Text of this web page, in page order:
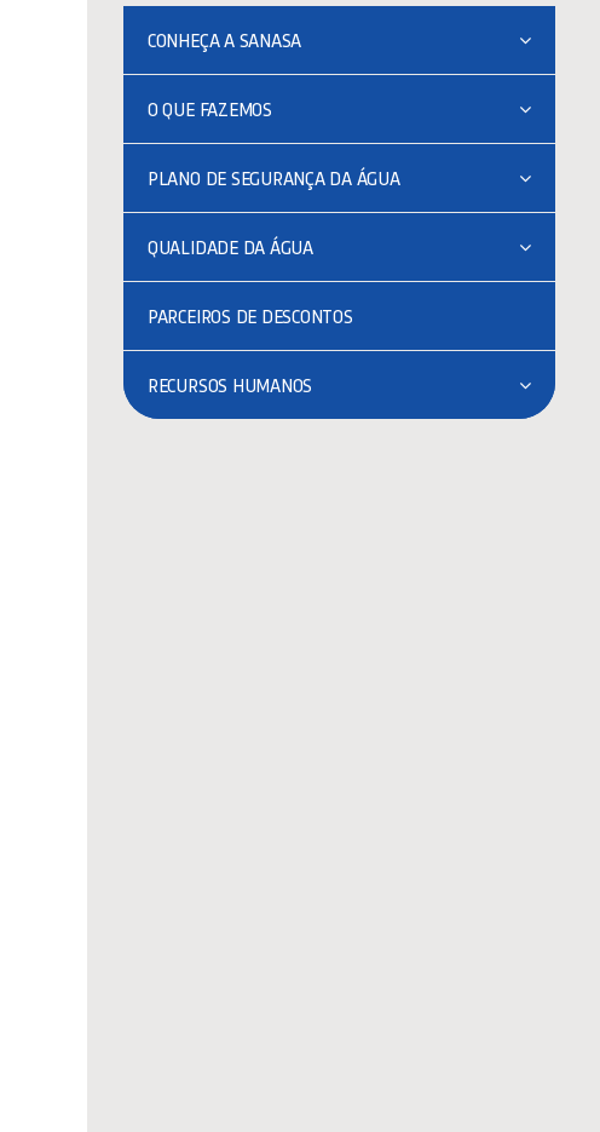
CONHEÇA A SANASA
O QUE FAZEMOS
PLANO DE SEGURANÇA DA ÁGUA
QUALIDADE DA ÁGUA
PARCEIROS DE DESCONTOS
RECURSOS HUMANOS